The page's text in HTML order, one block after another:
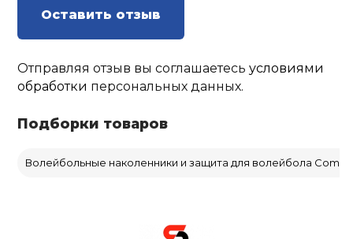
Оставить отзыв
Отправляя отзыв вы соглашаетесьусловиями
обработки персональных данных.
Подборки товаров
Волейбольные наколенники и защита для волейбола